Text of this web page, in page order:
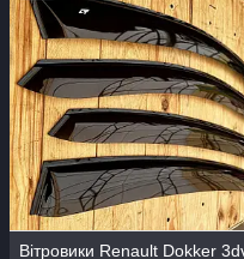
Вітровики Renault Dokker